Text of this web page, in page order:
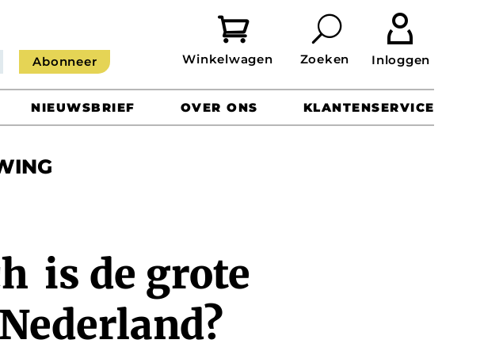
Abonneer
 
NIEUWSBRIEF OVER ONS KLANTENSERVICE
is de grote